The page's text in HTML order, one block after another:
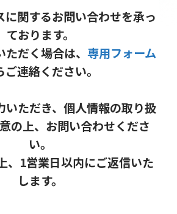
に関するお問い合わせを承っ
ております。
だく場合は、 専用フォーム
ご連絡ください。
いただき、個人情報の取り扱
の上、お問い合わせくださ
い。
、1営業日以内にご返信いた
します。